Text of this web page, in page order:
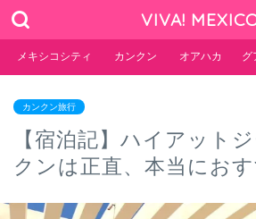
VIVA!
メキシコシティ カンクン オアハカ グ
カンクン旅行
【宿泊記】ハイアット
クンは正直、本当におす